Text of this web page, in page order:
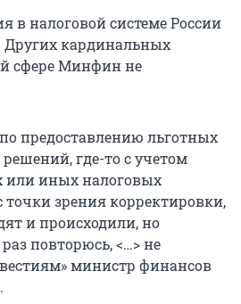
в налоговой системе России
кардинальных
сфере Минфин не
предоставлению льготных
где-то с учетом
или иных налоговых
точки зрения корректировки,
и происходили, но
повторюсь, <…> не
министр финансов